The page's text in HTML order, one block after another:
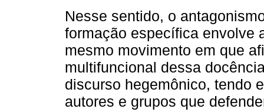
Nesse sentido, o
formação específica envolve
mesmo movimento em que
multifuncional dessa
discurso hegemônico, tendo
autores e grupos que